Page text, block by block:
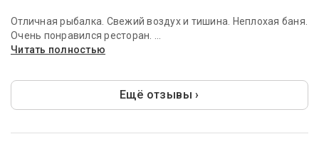
Отличная рыбалка. Свежий воздух и тишина. Неплохая баня.
Очень понравился ресторан. ...
Читать полностью
Ещё отзывы ›